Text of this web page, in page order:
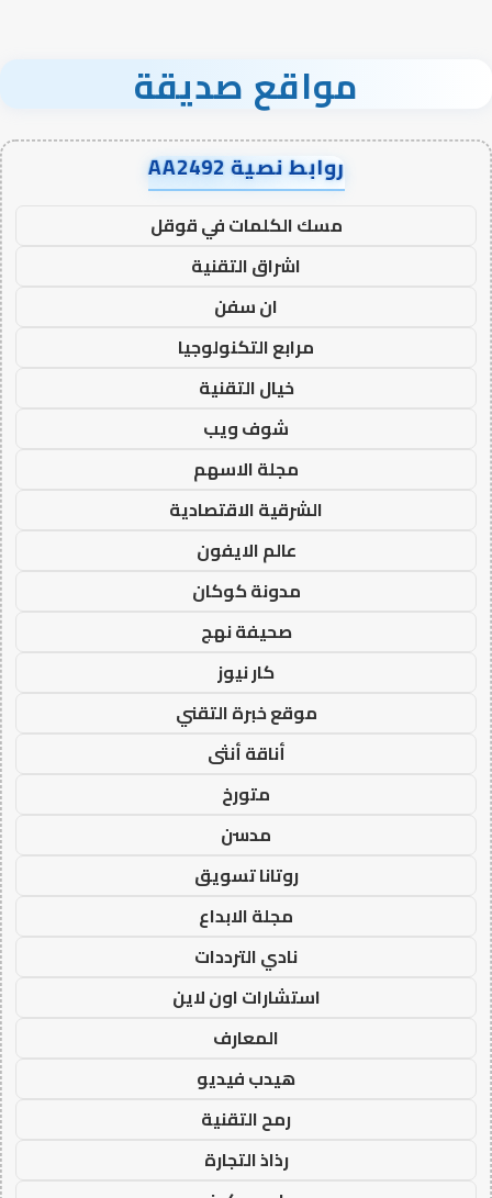
مواقع صديقة
روابط نصية AA2492
مسك الكلمات في قوقل
اشراق التقنية
ان سفن
مرابع التكنولوجيا
خيال التقنية
شوف ويب
مجلة الاسهم
الشرقية الاقتصادية
عالم الايفون
مدونة كوكان
صحيفة نهج
كار نيوز
موقع خبرة التقني
أناقة أنثى
متورخ
مدسن
روتانا تسويق
مجلة الابداع
نادي الترددات
استشارات اون لاين
المعارف
هيدب فيديو
رمح التقنية
رذاذ التجارة